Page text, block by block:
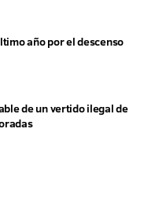
año por el descenso
de un vertido ilegal de